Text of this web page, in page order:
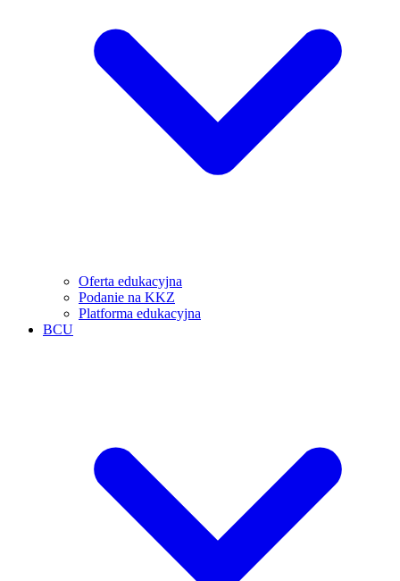
Oferta edukacyjna
Podanie na KKZ
Platforma edukacyjna
BCU